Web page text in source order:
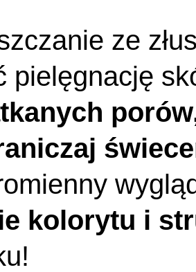
ze
pielęgnację
kolorytu i